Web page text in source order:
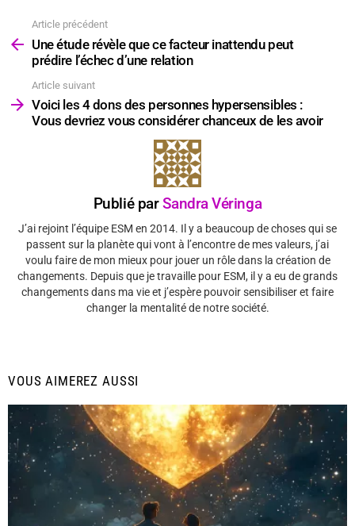
plus
Article précédent
Une étude révèle que ce facteur inattendu peut
prédire l’échec d’une relation
Article suivant
Voici les 4 dons des personnes hypersensibles :
Vous devriez vous considérer chanceux de les avoir
Publié parSandra Véringa
J’ai rejoint l’équipe ESM en 2014. Il y a beaucoup de choses qui se
passent sur la planète qui vont à l’encontre de mes valeurs, j’ai
voulu faire de mon mieux pour jouer un rôle dans la création de
changements. Depuis que je travaille pour ESM, il y a eu de grands
changements dans ma vie et j’espère pouvoir sensibiliser et faire
changer la mentalité de notre société.
VOUS AIMEREZ AUSSI